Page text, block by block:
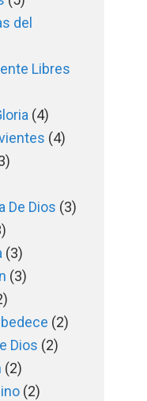
del
Libres
(4)
(4)
De Dios (3)
(3)
(3)
(2)
Dios (2)
(2)
(2)